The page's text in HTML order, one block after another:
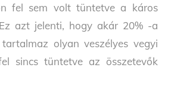
fel sem volt tüntetve a káros
azt jelenti, hogy akár 20% -a
olyan veszélyes vegyi
sincs tüntetve az összetevők